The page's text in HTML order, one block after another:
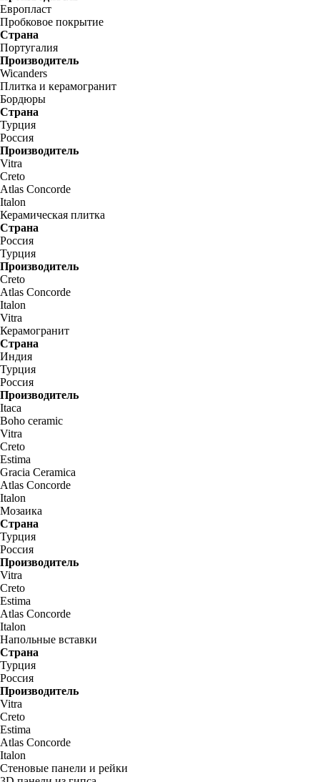
Европласт
Пробковое покрытие
Страна
Португалия
Производитель
Wicanders
Плитка и керамогранит
Бордюры
Страна
Турция
Россия
Производитель
Vitra
Creto
Atlas Concorde
Italon
Керамическая плитка
Страна
Россия
Турция
Производитель
Creto
Atlas Concorde
Italon
Vitra
Керамогранит
Страна
Индия
Турция
Россия
Производитель
Itaca
Boho ceramic
Vitra
Creto
Estima
Gracia Ceramica
Atlas Concorde
Italon
Мозаика
Страна
Турция
Россия
Производитель
Vitra
Creto
Estima
Atlas Concorde
Italon
Напольные вставки
Страна
Турция
Россия
Производитель
Vitra
Creto
Estima
Atlas Concorde
Italon
Стеновые панели и рейки